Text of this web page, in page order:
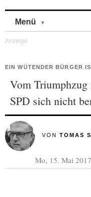
Menü
EIN WÜTENDER BÜRGER
Vom
SPD sich nicht
VON TOMAS
Mo, 15. Mai 2017